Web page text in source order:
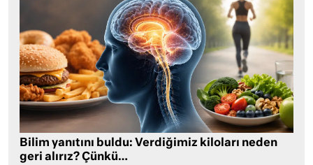
Bilim yanıtını buldu: Verdiğimiz kiloları neden
geri alırız? Çünkü…